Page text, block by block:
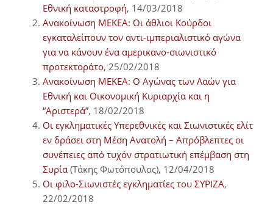
Εθνική καταστροφή, 14/03/2018
Ανακοίνωση ΜΕΚΕΑ: Οι άθλιοι Κούρδοι
εγκαταλείπουν τον αντι-ιμπεριαλιστικό αγώνα
για να κάνουν ένα αμερικανο-σιωνιστικό
προτεκτοράτο, 25/02/2018
Ανακοίνωση ΜΕΚΕΑ: Ο Αγώνας των Λαών για
Εθνική και Οικονομική Κυριαρχία και η
“Αριστερά”, 18/02/2018
Οι εγκληματικές Υπερεθνικές και Σιωνιστικές ελίτ
εν δράσει στη Μέση Ανατολή – Απρόβλεπτες οι
συνέπειες από τυχόν στρατιωτική επέμβαση στη
Συρία (Τάκης Φωτόπουλος), 12/04/2018
Οι φιλο-Σιωνιστές εγκληματίες του ΣΥΡΙΖΑ,
22/02/2018